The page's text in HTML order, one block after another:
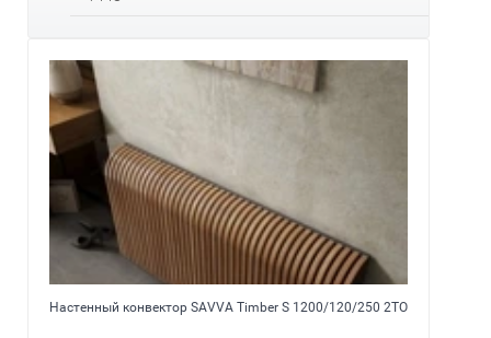
Настенный конвектор SAVVA Timber S 1200/120/250 2ТО